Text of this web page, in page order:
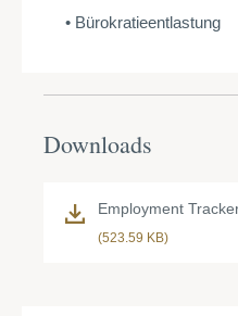
Bürokratieentlastung
Downloads
Employment
(523.59 KB)